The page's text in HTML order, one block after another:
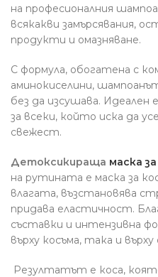
на професионалния
всякакви замърсявания,
продукти и омазняване.
С формула, обогатена с
аминокиселини,
без да изсушава. Идеален
за всеки, който иска да
свежест.
Детоксикираща маска
на рутината е маска за
влагата, възстановява
придава еластичност.
съставки и интензивна
върху косъма, така и върху
Резултатът е коса,